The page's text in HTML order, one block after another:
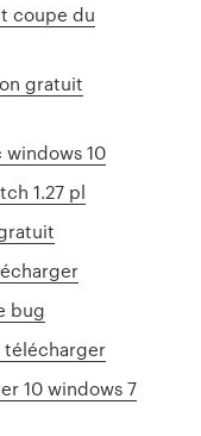
coupe du
gratuit
10
1.27 pl
bug
télécharger
10 windows 7